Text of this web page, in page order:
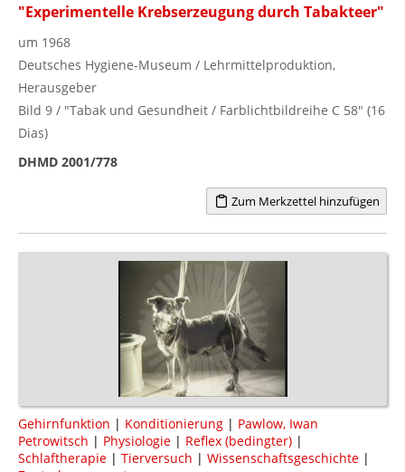
"Experimentelle Krebserzeugung durch Tabakteer"
um 1968
Deutsches Hygiene-Museum / Lehrmittelproduktion,
Herausgeber
Bild 9 / "Tabak und Gesundheit / Farblichtbildreihe C 58" (16
Dias)
DHMD 2001/778
Zum Merkzettel hinzufügen
Gehirnfunktion | Konditionierung | Pawlow, Iwan
Petrowitsch | Physiologie | Reflex (bedingter) |
Schlaftherapie | Tierversuch | Wissenschaftsgeschichte |